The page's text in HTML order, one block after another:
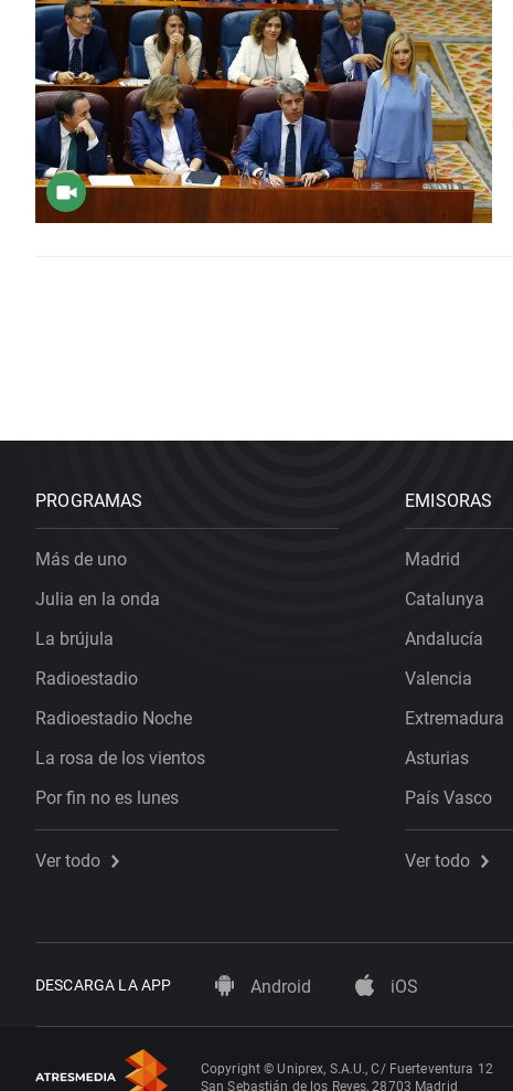
PROGRAMAS
Más de uno
Julia en la onda
La brújula
Radioestadio
Radioestadio Noche
La rosa de los vientos
Por fin no es lunes
Ver todo
EMISORAS
Madrid
Catalunya
Andalucía
Valencia
Extremadura
Asturias
País Vasco
Ver todo
DESCARGA LA APP Android iOS
Copyright © Uniprex, S.A.U., C/ Fuerteventura 12
San Sebastián de los Reyes, 28703 Madrid